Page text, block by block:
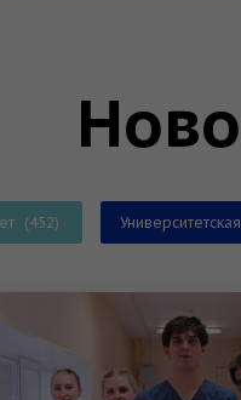
(452)